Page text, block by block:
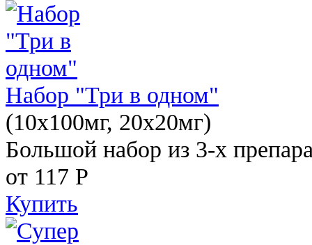
Набор "Три в одном"
(10x100мг, 20x20мг)
Большой набор из 3-х
от 117 Р
Купить